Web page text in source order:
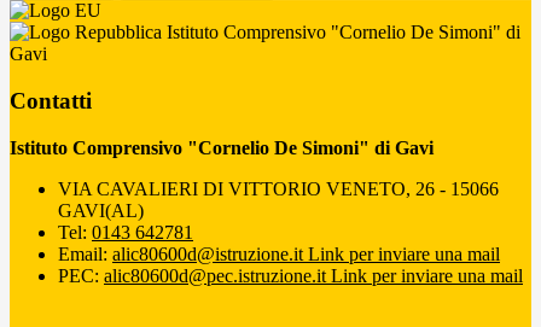
Istituto Comprensivo "Cornelio De Simoni" di
Gavi
Contatti
Istituto Comprensivo "Cornelio De Simoni" di Gavi
VIA CAVALIERI DI VITTORIO VENETO, 26 - 15066
GAVI(AL)
Tel: 0143 642781
Email: alic80600d@istruzione.it Link per inviare una mail
PEC: alic80600d@pec.istruzione.it Link per inviare una mail